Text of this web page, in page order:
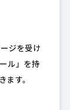
ジを受け
ル」を持
ます。